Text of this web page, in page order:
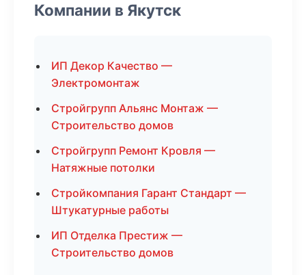
Компании в Якутск
ИП Декор Качество —
Электромонтаж
Стройгрупп Альянс Монтаж —
Строительство домов
Стройгрупп Ремонт Кровля —
Натяжные потолки
Стройкомпания Гарант Стандарт —
Штукатурные работы
ИП Отделка Престиж —
Строительство домов